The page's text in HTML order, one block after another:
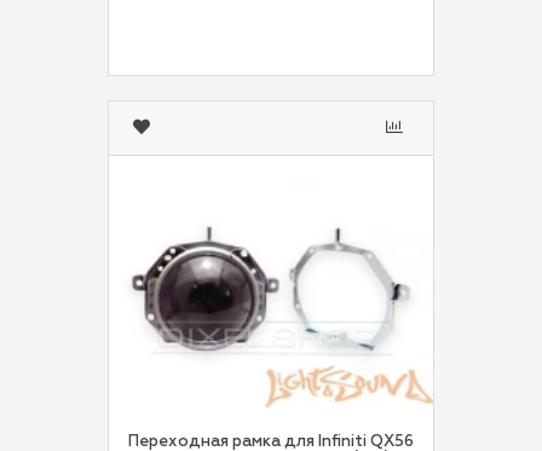
Переходная рамка для Infiniti QX56